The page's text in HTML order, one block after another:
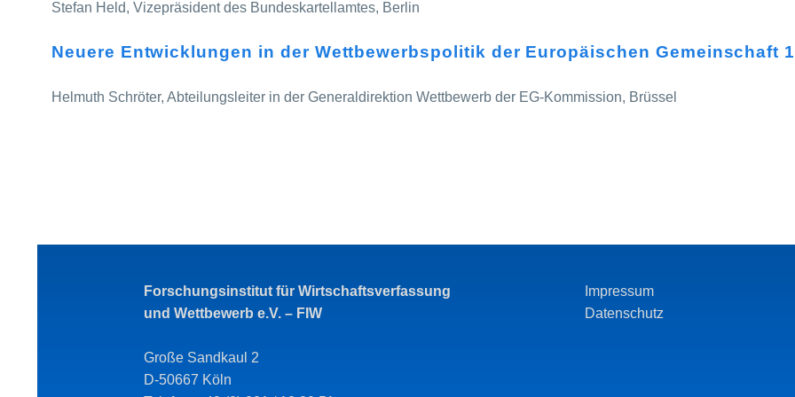
Stefan Held, Vizepräsident des Bundeskartellamtes, Berlin
Neuere Entwicklungen in der Wettbewerbspolitik der Europäischen Gemeinschaft
Helmuth Schröter, Abteilungsleiter in der Generaldirektion Wettbewerb der EG-Kommission, Brüssel
Forschungsinstitut für Wirtschaftsverfassung
und Wettbewerb e.V. – FIW
Große Sandkaul 2
D-50667 Köln
Impressum
Datenschutz